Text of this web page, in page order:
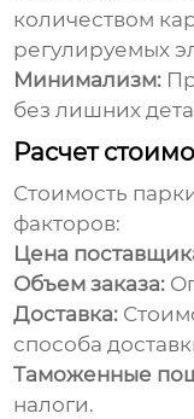
количеством
регулируемых
Минимализм:
без лишних
Расчет
Стоимость
факторов:
Цена
Объем заказа:
Доставка:
способа
Таможенные
налоги.